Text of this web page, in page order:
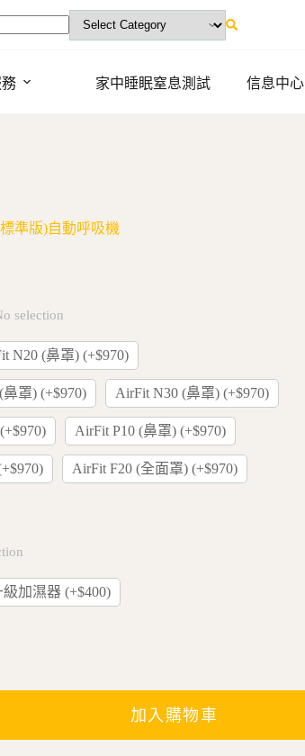
家中睡眠窒息測試 信息中心
標準版)自動呼吸機
selection
N20 (鼻罩) (+$970)
鼻罩) (+$970) AirFit N30 (鼻罩) (+$970)
AirFit P10 (鼻罩) (+$970)
AirFit F20 (全面罩) (+$970)
級加濕器 (+$400)
加入購物車